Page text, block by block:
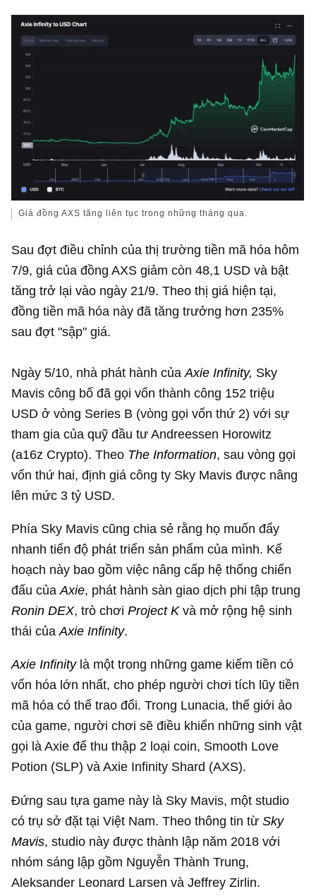
Giá đồng AXS tăng liên tục trong những tháng qua.
Sau đợt điều chỉnh của thị trường tiền mã hóa hôm
7/9, giá của đồng AXS giảm còn48,1 USD và bật
tăng trở lại vào ngày 21/9. Theo thị giá hiện tại,
đồng tiền mã hóa này đã tăng trưởng hơn 235%
sau đợt "sập" giá.
Ngày 5/10, nhà phát hành củaAxie Infinity, Sky
Mavis công bố đã gọi vốn thành công 152 triệu
USD ở vòng Series B (vòng gọi vốn thứ 2) với sự
tham gia của quỹ đầu tư Andreessen Horowitz
(a16z Crypto). Theo The Information, sau vòng gọi
vốn thứ hai, định giá công ty Sky Mavis được nâng
lên mức 3 tỷ USD.
Phía Sky Mavis cũng chia sẻ rằng họ muốn đẩy
nhanh tiến độ phát triển sản phẩm của mình. Kế
hoạch này bao gồm việc nâng cấp hệ thống chiến
đấu củaAxie, phát hành sàn giao dịch phi tập trung
Ronin DEX, trò chơiProject Kvà mở rộng hệ sinh
thái củaAxie Infinity.
Axie Infinitylà một trong những game kiếm tiền có
vốn hóa lớn nhất, cho phép người chơi tích lũy tiền
mã hóa có thể trao đổi. Trong Lunacia, thế giới ảo
của game, người chơi sẽ điều khiển những sinh vật
gọi là Axie để thu thập 2 loại coin, Smooth Love
Potion (SLP) và Axie Infinity Shard (AXS).
Đứng sau tựa game này là Sky Mavis, một studio
có trụ sở đặt tại Việt Nam. Theo thông tin từ Sky
Mavis, studio này được thành lập năm 2018 với
nhóm sáng lập gồm Nguyễn Thành Trung,
Aleksander Leonard Larsen và Jeffrey Zirlin.